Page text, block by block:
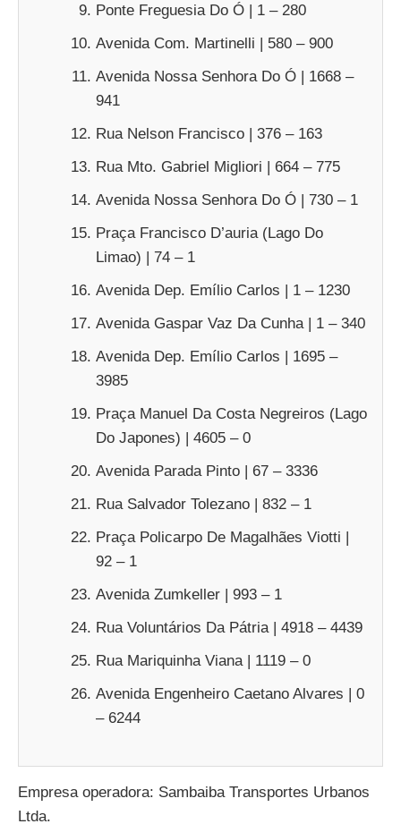
Ponte Freguesia Do Ó | 1 – 280
Avenida Com. Martinelli | 580 – 900
Avenida Nossa Senhora Do Ó | 1668 –
941
Rua Nelson Francisco | 376 – 163
Rua Mto. Gabriel Migliori | 664 – 775
Avenida Nossa Senhora Do Ó | 730 – 1
Praça Francisco D’auria (Lago Do
Limao) | 74 – 1
Avenida Dep. Emílio Carlos | 1 – 1230
Avenida Gaspar Vaz Da Cunha | 1 – 340
Avenida Dep. Emílio Carlos | 1695 –
3985
Praça Manuel Da Costa Negreiros (Lago
Do Japones) | 4605 – 0
Avenida Parada Pinto | 67 – 3336
Rua Salvador Tolezano | 832 – 1
Praça Policarpo De Magalhães Viotti |
92 – 1
Avenida Zumkeller | 993 – 1
Rua Voluntários Da Pátria | 4918 – 4439
Rua Mariquinha Viana | 1119 – 0
Avenida Engenheiro Caetano Alvares | 0
– 6244
Empresa operadora: Sambaiba Transportes Urbanos
Ltda.